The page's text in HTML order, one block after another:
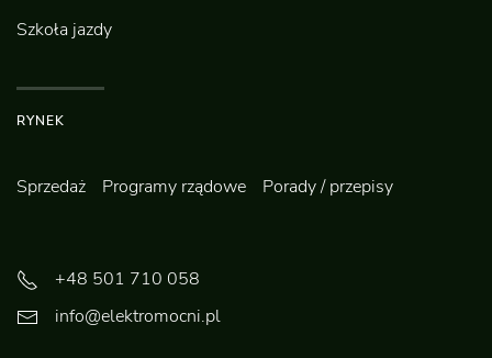
Szkoła jazdy
RYNEK
Sprzedaż Programy rządowe Porady / przepisy
+48 501 710 058
info@elektromocni.pl